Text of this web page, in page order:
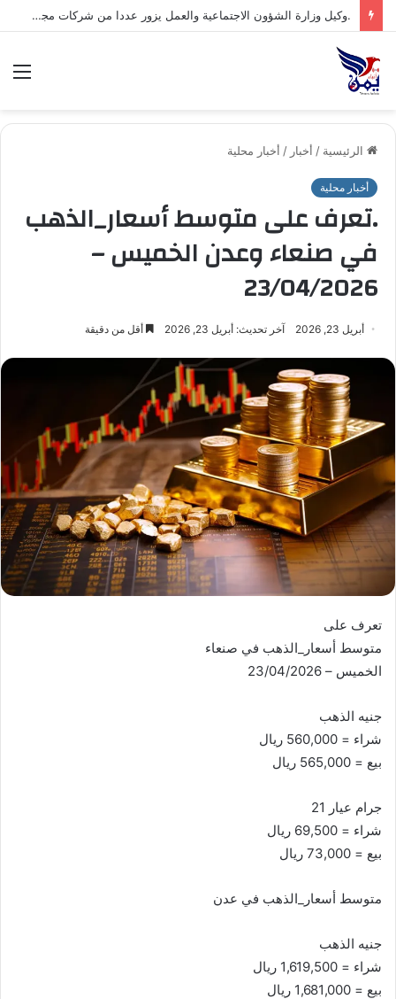
الرئيسية / أخبار / أخبار محلية
أخبار محلية
.تعرف على متوسط أسعار_الذهب
في صنعاء وعدن الخميس –
23/04/2026
أبريل 23, 2026 آخر تحديث: أبريل 23, 2026 أقل من دقيقة
تعرف على
متوسط أسعار_الذهب في صنعاء
الخميس – 23/04/2026
جنيه الذهب
شراء = 560,000 ريال
بيع = 565,000 ريال
جرام عيار 21
شراء = 69,500 ريال
بيع = 73,000 ريال
متوسط أسعار_الذهب في عدن
جنيه الذهب
شراء = 1,619,500 ريال
بيع = 1,681,000 ريال